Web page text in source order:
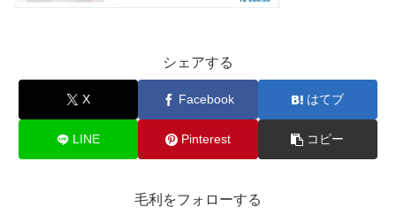
シェアする
X Facebook はてブ
LINE Pinterest コピー
毛利をフォローする